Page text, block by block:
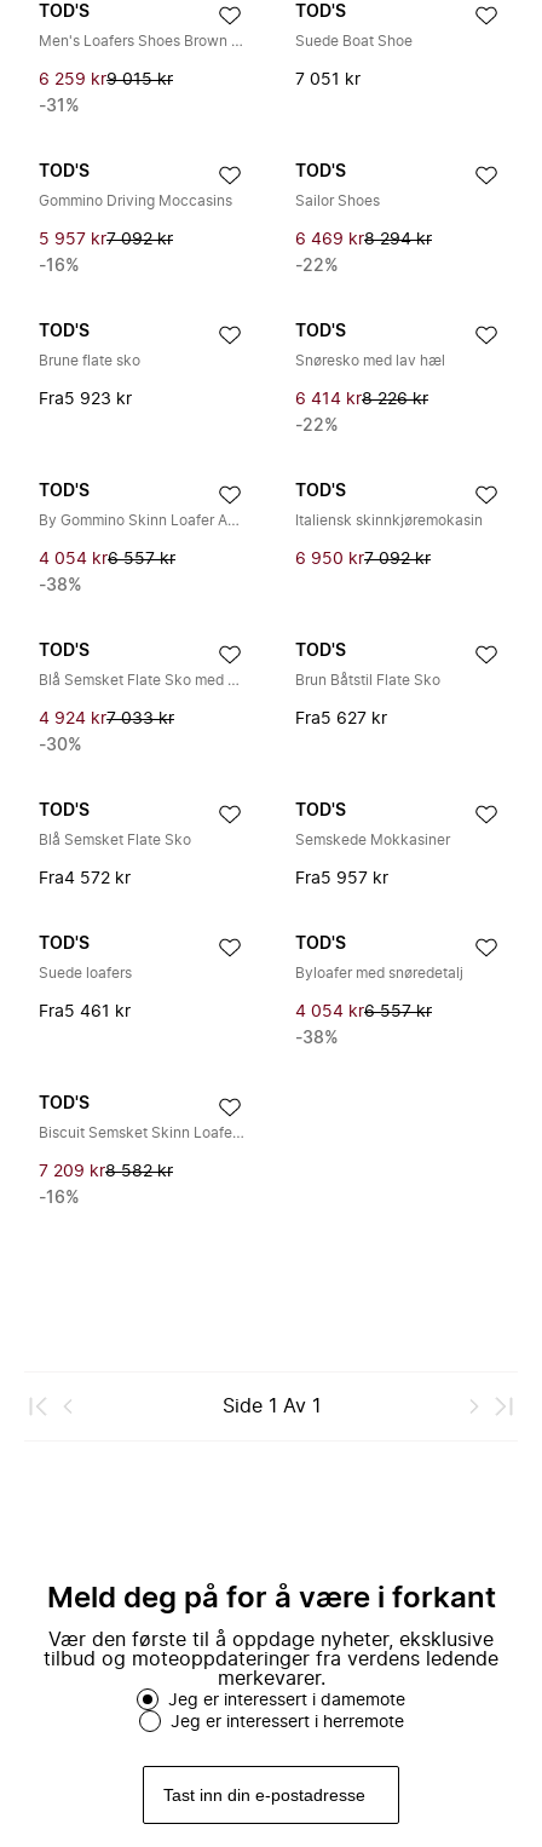
TOD'S
Men's Loafers Shoes Brown SS26
6 259 kr9 015 kr
-31%
TOD'S
Suede Boat Shoe
7 051 kr
TOD'S
Gommino Driving Moccasins
5 957 kr7 092 kr
-16%
TOD'S
Sailor Shoes
6 469 kr8 294 kr
-22%
TOD'S
Brune flate sko
Fra5 923 kr
TOD'S
Snøresko med lav hæl
6 414 kr8 226 kr
-22%
TOD'S
By Gommino Skinn Loafer Antrasitt
4 054 kr6 557 kr
-38%
TOD'S
Italiensk skinnkjøremokasin
6 950 kr7 092 kr
TOD'S
Blå Semsket Flate Sko med Gummiknotter
4 924 kr7 033 kr
-30%
TOD'S
Brun Båtstil Flate Sko
Fra5 627 kr
TOD'S
Blå Semsket Flate Sko
Fra4 572 kr
TOD'S
Semskede Mokkasiner
Fra5 957 kr
TOD'S
Suede loafers
Fra5 461 kr
TOD'S
Byloafer med snøredetalj
4 054 kr6 557 kr
-38%
TOD'S
Biscuit Semsket Skinn Loafers med Gummisåle
7 209 kr8 582 kr
-16%
Side 1 Av 1
Meld deg på for å være i forkant
Vær den første til å oppdage nyheter, eksklusive
tilbud og moteoppdateringer fra verdens ledende
merkevarer.
Jeg er interessert i damemote
Jeg er interessert i herremote